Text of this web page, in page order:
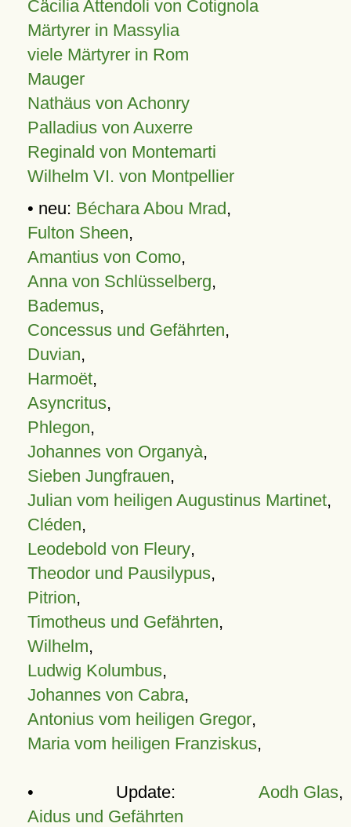
Cäcilia Attendoli von Cotignola
Märtyrer in Massylia
viele Märtyrer in Rom
Mauger
Nathäus von Achonry
Palladius von Auxerre
Reginald von Montemarti
Wilhelm VI. von Montpellier
• neu: Béchara Abou Mrad,
Fulton Sheen,
Amantius von Como,
Anna von Schlüsselberg,
Bademus,
Concessus und Gefährten,
Duvian,
Harmoët,
Asyncritus,
Phlegon,
Johannes von Organyà,
Sieben Jungfrauen,
Julian vom heiligen Augustinus Martinet,
Cléden,
Leodebold von Fleury,
Theodor und Pausilypus,
Pitrion,
Timotheus und Gefährten,
Wilhelm,
Ludwig Kolumbus,
Johannes von Cabra,
Antonius vom heiligen Gregor,
Maria vom heiligen Franziskus,
• Update: Aodh Glas,
Aidus und Gefährten